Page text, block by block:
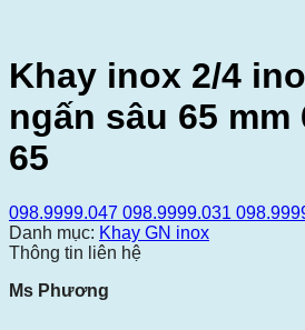
Khay inox 2/4
ngấn sâu 65 mm
65
098.9999.047 098.9999.031
Danh mục: Khay GN inox
Thông tin liên hệ
Ms Phương